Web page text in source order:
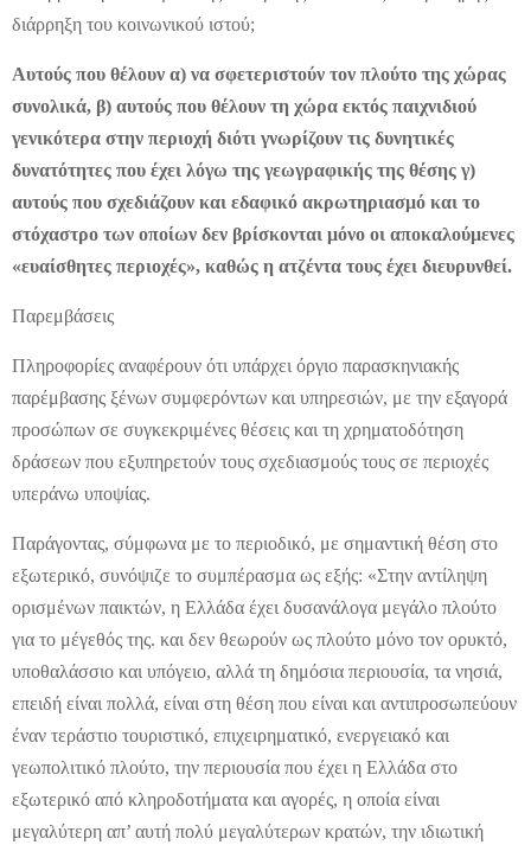
διάρρηξη του κοινωνικού ιστού;
Αυτούς που θέλουν α) να σφετεριστούν τον πλούτο της χώρας
συνολικά, β) αυτούς που θέλουν τη χώρα εκτός παιχνιδιού
γενικότερα στην περιοχή διότι γνωρίζουν τις δυνητικές
δυνατότητες που έχει λόγω της γεωγραφικής της θέσης γ)
αυτούς που σχεδιάζουν και εδαφικό ακρωτηριασμό και το
στόχαστρο των οποίων δεν βρίσκονται μόνο οι αποκαλούμενες
«ευαίσθητες περιοχές», καθώς η ατζέντα τους έχει διευρυνθεί.
Παρεμβάσεις
Πληροφορίες αναφέρουν ότι υπάρχει όργιο παρασκηνιακής
παρέμβασης ξένων συμφερόντων και υπηρεσιών, με την εξαγορά
προσώπων σε συγκεκριμένες θέσεις και τη χρηματοδότηση
δράσεων που εξυπηρετούν τους σχεδιασμούς τους σε περιοχές
υπεράνω υποψίας.
Παράγοντας, σύμφωνα με το περιοδικό, με σημαντική θέση στο
εξωτερικό, συνόψιζε το συμπέρασμα ως εξής: «Στην αντίληψη
ορισμένων παικτών, η Ελλάδα έχει δυσανάλογα μεγάλο πλούτο
για το μέγεθός της. και δεν θεωρούν ως πλούτο μόνο τον ορυκτό,
υποθαλάσσιο και υπόγειο, αλλά τη δημόσια περιουσία, τα νησιά,
επειδή είναι πολλά, είναι στη θέση που είναι και αντιπροσωπεύουν
έναν τεράστιο τουριστικό, επιχειρηματικό, ενεργειακό και
γεωπολιτικό πλούτο, την περιουσία που έχει η Ελλάδα στο
εξωτερικό από κληροδοτήματα και αγορές, η οποία είναι
μεγαλύτερη απ’ αυτή πολύ μεγαλύτερων κρατών, την ιδιωτική